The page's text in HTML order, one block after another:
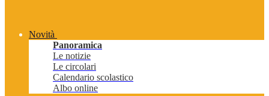
Novità
Panoramica
Le notizie
Le circolari
Calendario scolastico
Albo online